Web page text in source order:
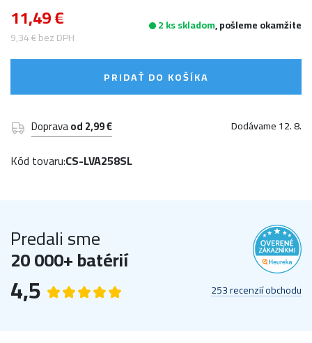
11,49 €
9,34 € bez DPH
2 ks skladom, pošleme okamžite
PRIDAŤ DO KOŠÍKA
Dopravaod 2,99 € Dodávame 12. 8.
Kód tovaru:CS-LVA258SL
Predali sme
20 000+ batérií
4,5 253 recenzií obchodu